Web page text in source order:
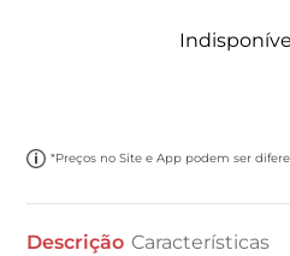
*Preços no Site e App podem ser
Descrição Características